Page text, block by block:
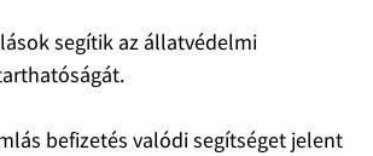
segítik az állatvédelmi
befizetés valódi segítséget jelent